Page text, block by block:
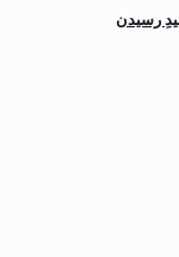
رسیدن